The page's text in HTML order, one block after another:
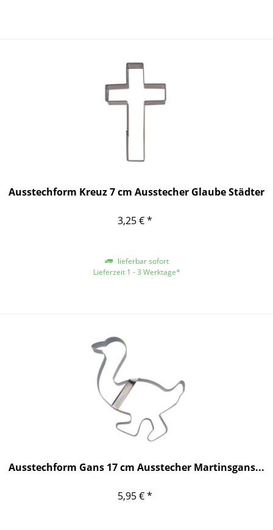
Ausstechform Kreuz 7 cm Ausstecher Glaube Städter
3,25 € *
lieferbar sofort
Lieferzeit 1 - 3 Werktage*
Ausstechform Gans 17 cm Ausstecher Martinsgans...
5,95 € *